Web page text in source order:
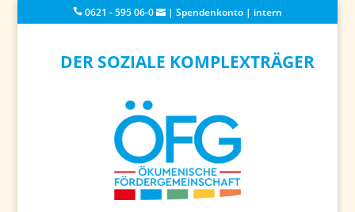
0621 - 595 06-0 | Spendenkonto| intern
DER SOZIALE KOMPLEXTRÄGER